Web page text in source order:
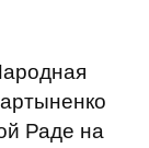
Раде на